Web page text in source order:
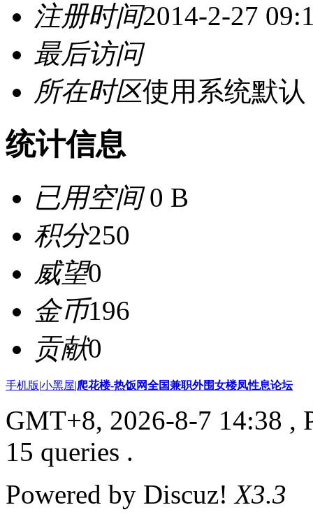
注册时间2014-2-27
最后访问
所在时区使用系统默认
统计信息
已用空间0 B
积分250
威望0
金币196
贡献0
手机版|小黑屋|爬花楼-热饭网全国兼职外围女楼凤性息论坛
GMT+8, 2026-8-7 14:38 ,
15 queries .
Powered by Discuz!X3.3